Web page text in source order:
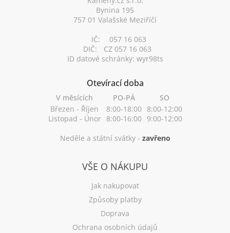
Bynina 195
757 01 Valašské Meziříčí
IČ:
057 16 063
DIČ:
CZ 057 16 063
ID datové schránky: wyr98ts
Otevírací doba
V měsících PO-PÁ
SO
Březen - Říjen
8:00-18:00 8:00-12:00
Listopad - Únor 8:00-16:00 9:00-12:00
Neděle a státní svátky - zavřeno
VŠE O NÁKUPU
Jak nakupovat
Způsoby platby
Doprava
Ochrana osobních údajů